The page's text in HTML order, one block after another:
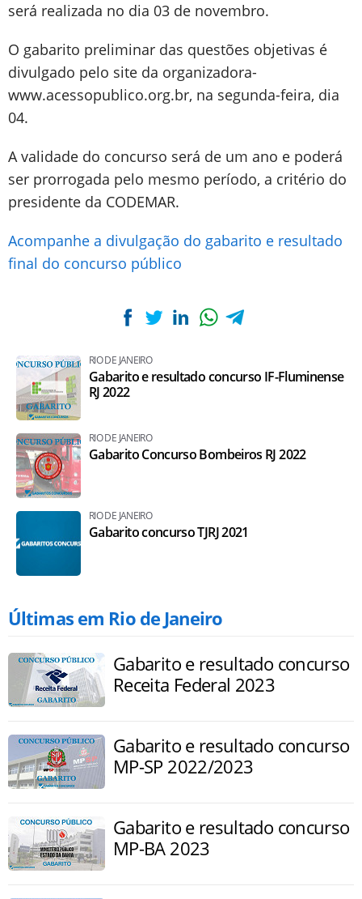
será realizada no dia 03 de novembro.
O gabarito preliminar das questões objetivas é
divulgado pelo site da organizadora-
www.acessopublico.org.br, na segunda-feira, dia
04.
A validade do concurso será de um ano e poderá
ser prorrogada pelo mesmo período, a critério do
presidente da CODEMAR.
Acompanhe a divulgação do gabarito e resultado
final do concurso público
RIO DE JANEIRO
Gabarito e resultado concurso IF-Fluminense
RJ 2022
RIO DE JANEIRO
Gabarito Concurso Bombeiros RJ 2022
RIO DE JANEIRO
Gabarito concurso TJRJ 2021
Últimas em Rio de Janeiro
Gabarito e resultado concurso
Receita Federal 2023
Gabarito e resultado concurso
MP-SP 2022/2023
Gabarito e resultado concurso
MP-BA 2023